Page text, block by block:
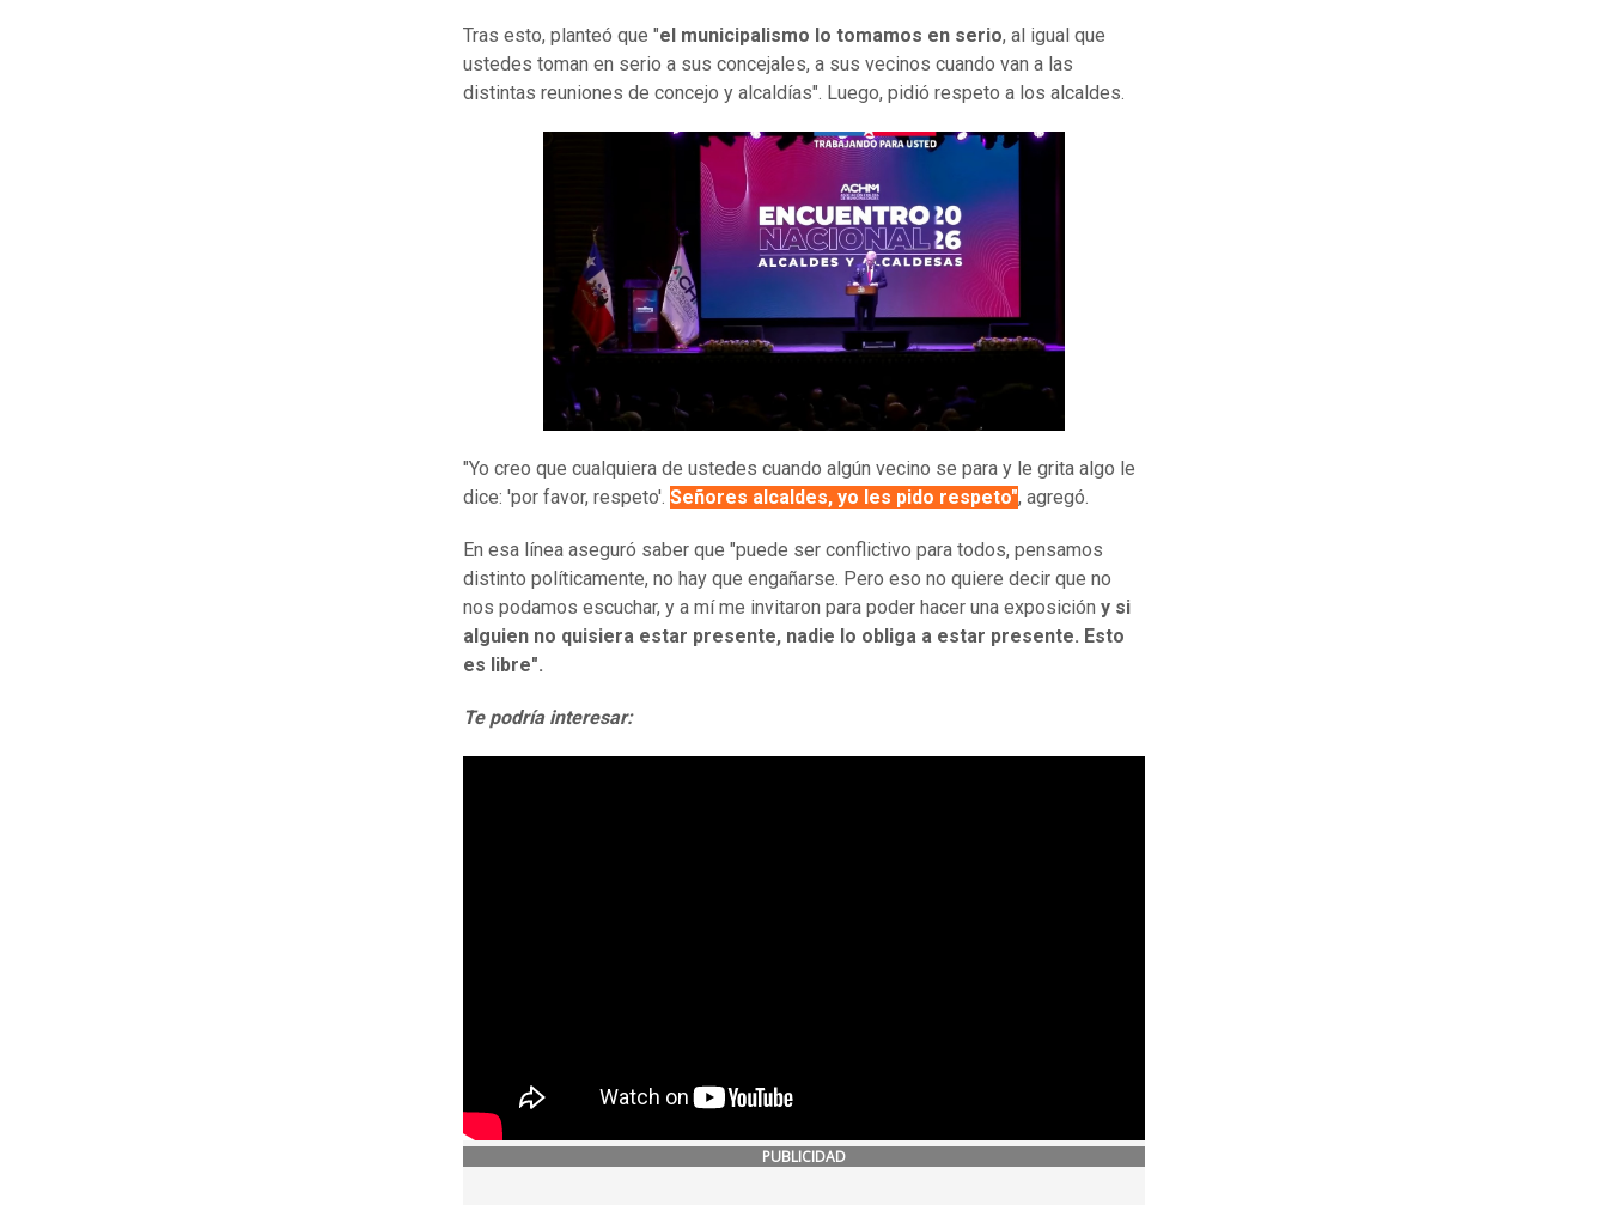
Tras esto, planteó que "el municipalismo lo tomamos en serio, al igual que
ustedes toman en serio a sus concejales, a sus vecinos cuando van a las
distintas reuniones de concejo y alcaldías". Luego, pidió respeto a los alcaldes.
"Yo creo que cualquiera de ustedes cuando algún vecino se para y le grita algo le
dice: 'por favor, respeto'. Señores alcaldes, yo les pido respeto", agregó.
En esa línea aseguró saber que "puede ser conflictivo para todos, pensamos
distinto políticamente, no hay que engañarse. Pero eso no quiere decir que no
nos podamos escuchar, y a mí me invitaron para poder hacer una exposición y si
alguien no quisiera estar presente, nadie lo obliga a estar presente. Esto
es libre".
Te podría interesar:
PUBLICIDAD